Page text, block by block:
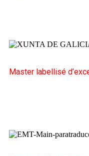
Master labellisé